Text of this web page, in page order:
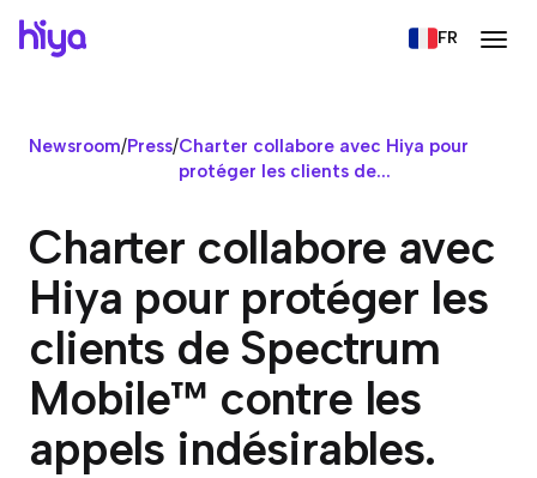
FR
Newsroom/Press/Charter collabore avec Hiya pour
protéger les clients de...
Charter collabore avec
Hiya pour protéger les
clients de Spectrum
Mobile™ contre les
appels indésirables.